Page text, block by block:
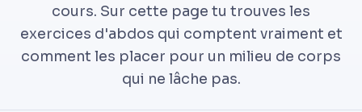
cours. Sur cette page tu trouves les
exercices d'abdos qui comptent vraiment et
comment les placer pour un milieu de corps
qui ne lâche pas.